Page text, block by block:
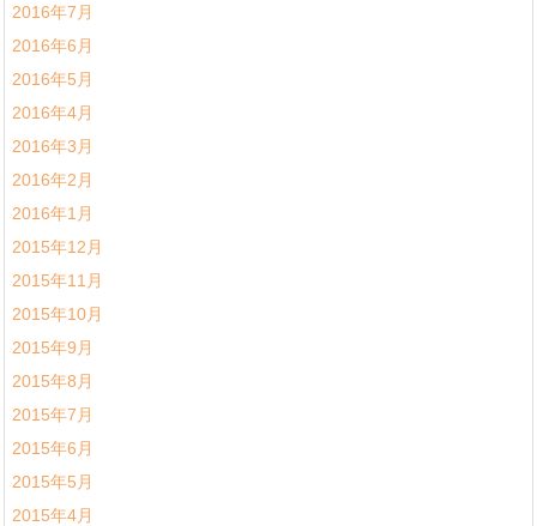
2016年7月
2016年6月
2016年5月
2016年4月
2016年3月
2016年2月
2016年1月
2015年12月
2015年11月
2015年10月
2015年9月
2015年8月
2015年7月
2015年6月
2015年5月
2015年4月